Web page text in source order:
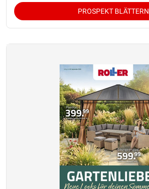
PROSPEKT BLÄTTERN